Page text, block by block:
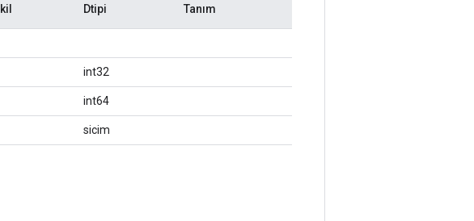
Dtipi Tanım
int32
int64
sicim